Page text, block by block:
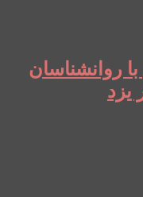
با روانشناسان
یزد